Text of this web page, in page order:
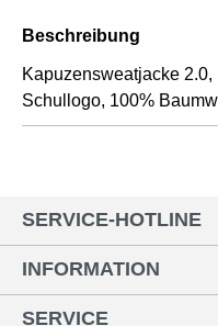
Beschreibung
Kapuzensweatjacke
Schullogo, 100%
SERVICE-HOTLINE
INFORMATION
SERVICE